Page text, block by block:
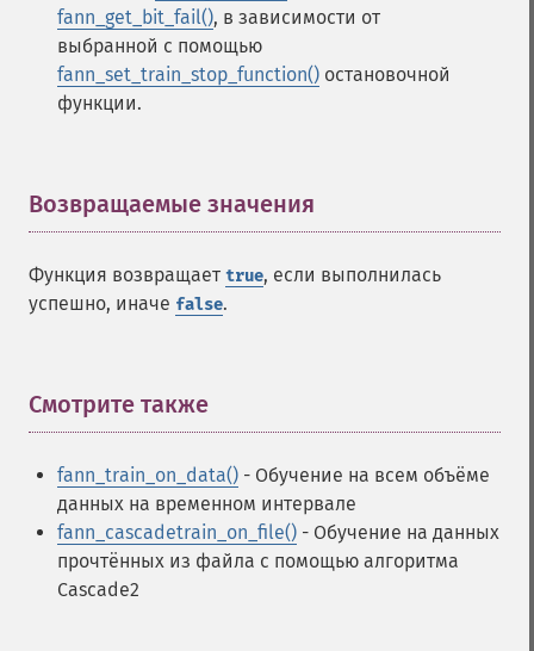
fann_get_bit_fail(), в зависимости от
выбранной с помощью
fann_set_train_stop_function() остановочной
функции.
Возвращаемые значения
Функция возвращает true, если выполнилась
успешно, иначе false.
Смотрите также
fann_train_on_data() - Обучение на всем объёме
данных на временном интервале
fann_cascadetrain_on_file() - Обучение на данных
прочтённых из файла с помощью алгоритма
Cascade2